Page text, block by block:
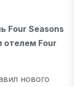
Four Seasons
отелем Four
нового